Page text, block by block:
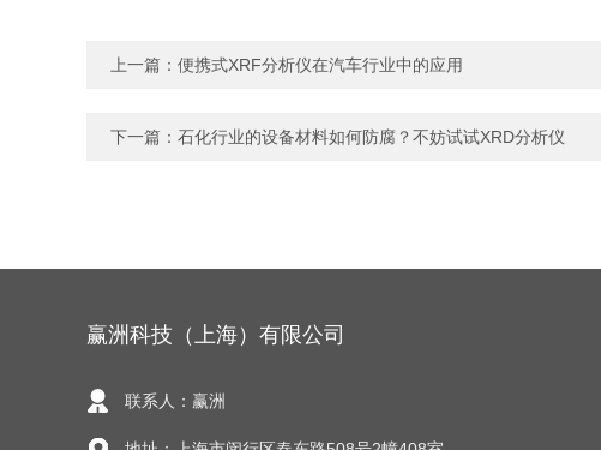
上一篇： 便携式XRF分析仪在汽车行业中的应用
下一篇： 石化行业的设备材料如何防腐？不妨试试XRD分析仪
赢洲科技（上海）有限公司
联系人：赢洲